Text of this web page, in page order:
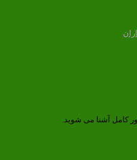
کامل آشنا می شوید.